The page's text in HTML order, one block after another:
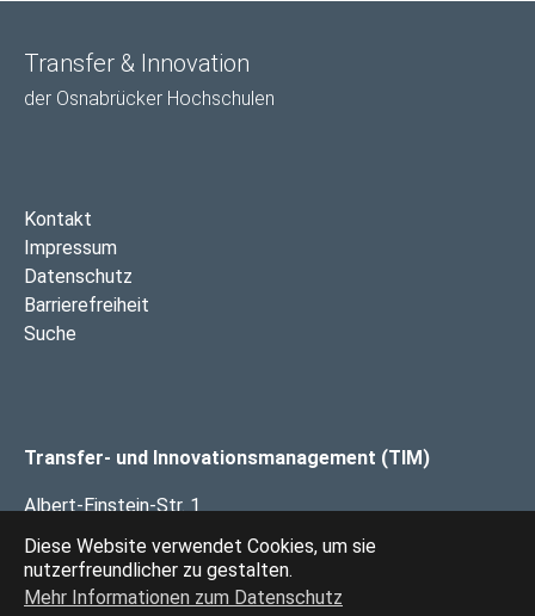
Diese Website verwendet Cookies, um sie
nutzerfreundlicher zu gestalten.
Mehr Informationen zum Datenschutz
Transfer & Innovation
der Osnabrücker Hochschulen
Kontakt
Impressum
Datenschutz
Barrierefreiheit
Suche
Transfer- und Innovationsmanagement (TIM)
Albert-Einstein-Str. 1
49076 Osnabrück
Das Transfer- und Innovationsmanagement Osnabrück